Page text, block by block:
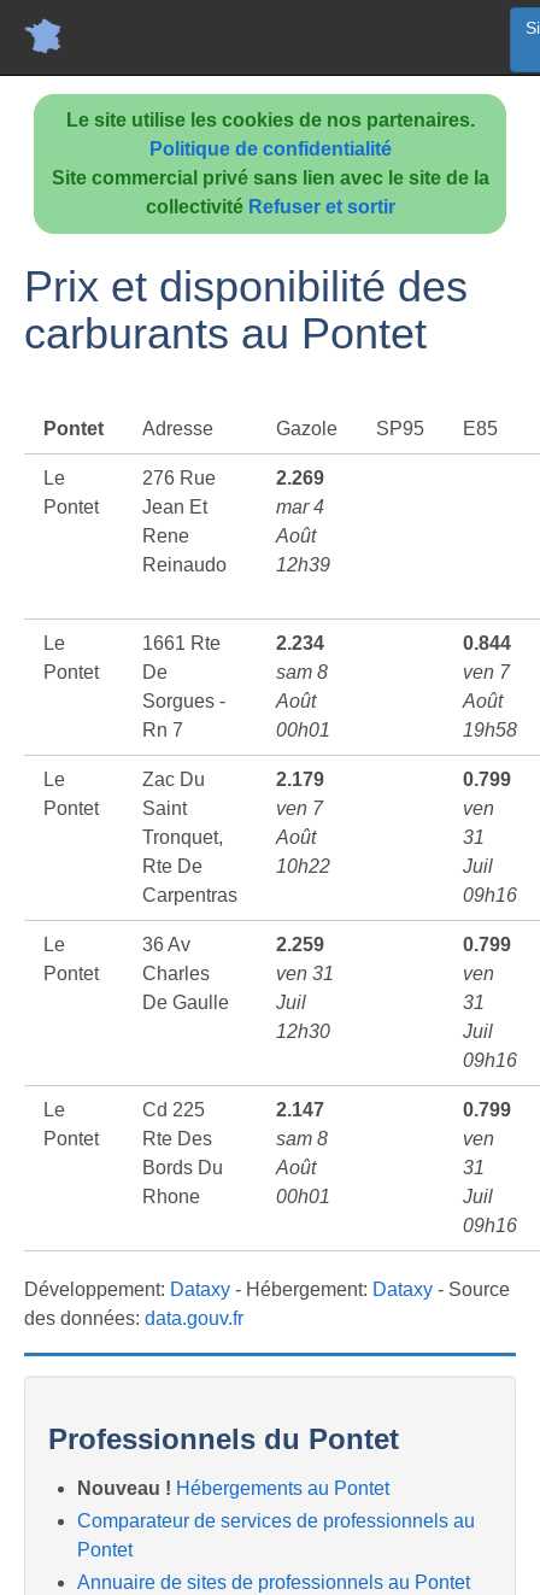
Le site utilise les cookies de nos partenaires.
Politique de confidentialité
Site commercial privé sans lien avec le site de la
collectivité Refuser et sortir
Prix et disponibilité des
carburants au Pontet
Pontet Adresse Gazole SP95 E85
Le
Pontet
276 Rue
Jean Et
Rene
Reinaudo
2.269
mar 4
Août
12h39
Le
Pontet
1661 Rte
De
Sorgues -
Rn 7
2.234
sam 8
Août
00h01
0.844
ven 7
Août
19h58
Le
Pontet
Zac Du
Saint
Tronquet,
Rte De
Carpentras
2.179
ven 7
Août
10h22
0.799
ven
31
Juil
09h16
Le
Pontet
36 Av
Charles
De Gaulle
2.259
ven 31
Juil
12h30
0.799
ven
31
Juil
09h16
Le
Pontet
Cd 225
Rte Des
Bords Du
Rhone
2.147
sam 8
Août
00h01
0.799
ven
31
Juil
09h16
Développement: Dataxy - Hébergement: Dataxy - Source
des données: data.gouv.fr
Professionnels du Pontet
Nouveau ! Hébergements au Pontet
Comparateur de services de professionnels au
Pontet
Annuaire de sites de professionnels au Pontet